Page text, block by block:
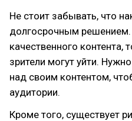
Не стоит забывать, что
долгосрочным решением.
качественного контента,
зрители могут уйти.
над своим контентом,
аудитории.
Кроме того, существует